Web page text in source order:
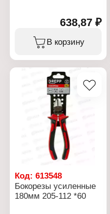
Модель: T202-7
Длина инструмента: 180
Материал рабочей
сталь
Рукоятки: ПВХ-покрытие
638,87 ₽
В корзину
Код: 613548
Бокорезы усиленные
180мм 205-112 *60